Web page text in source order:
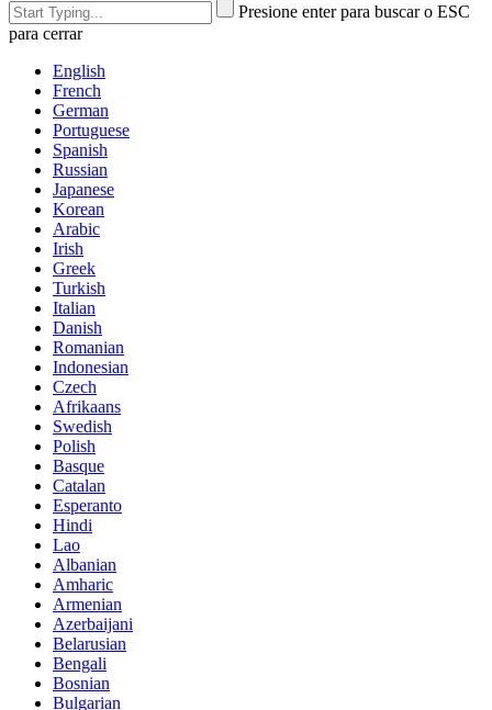
Presione enter para buscar o ESC
para cerrar
English
French
German
Portuguese
Spanish
Russian
Japanese
Korean
Arabic
Irish
Greek
Turkish
Italian
Danish
Romanian
Indonesian
Czech
Afrikaans
Swedish
Polish
Basque
Catalan
Esperanto
Hindi
Lao
Albanian
Amharic
Armenian
Azerbaijani
Belarusian
Bengali
Bosnian
Bulgarian